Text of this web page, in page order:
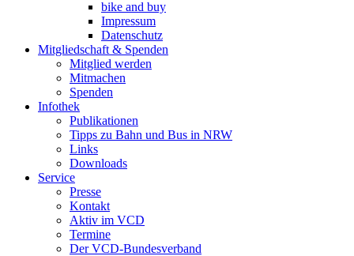
bike and buy
Impressum
Datenschutz
Mitgliedschaft & Spenden
Mitglied werden
Mitmachen
Spenden
Infothek
Publikationen
Tipps zu Bahn und Bus in NRW
Links
Downloads
Service
Presse
Kontakt
Aktiv im VCD
Termine
Der VCD-Bundesverband